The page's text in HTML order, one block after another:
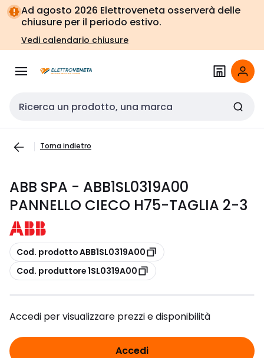
Vai alla
navigazione
Vai
alla
pagina
Ad agosto 2026 Elettroveneta osserverà delle
chiusure per il periodo estivo.
Vedi calendario chiusure
Cerca input
Torna indietro
ABB SPA - ABB1SL0319A00
PANNELLO CIECO H75-TAGLIA 2-3
copia
Cod. prodotto ABB1SL0319A00
copia
Cod. produttore 1SL0319A00
Accedi per visualizzare prezzi e disponibilità
Accedi